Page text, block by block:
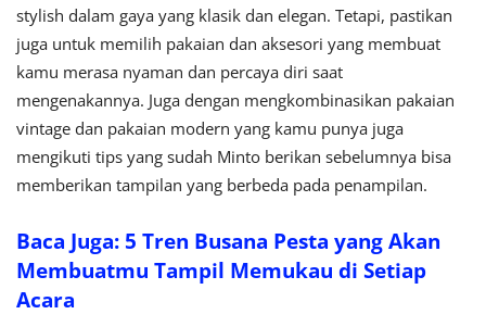
stylish dalam gaya yang klasik dan elegan. Tetapi, pastikan
juga untuk memilih pakaian dan aksesori yang membuat
kamu merasa nyaman dan percaya diri saat
mengenakannya. Juga dengan mengkombinasikan pakaian
vintage dan pakaian modern yang kamu punya juga
mengikuti tips yang sudah Minto berikan sebelumnya bisa
memberikan tampilan yang berbeda pada penampilan.
Baca Juga: 5 Tren Busana Pesta yang Akan
Membuatmu Tampil Memukau di Setiap
Acara